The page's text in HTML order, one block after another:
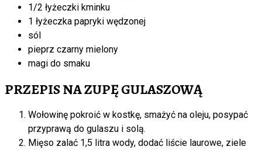
1/2 łyżeczki kminku
1 łyżeczka papryki wędzonej
sól
pieprz czarny mielony
magi do smaku
PRZEPIS NA ZUPĘ GULASZOWĄ
Wołowinę pokroić w kostkę, smażyć na oleju, posypać
przyprawą do gulaszu i solą.
Mięso zalać 1,5 litra wody, dodać liście laurowe, ziele